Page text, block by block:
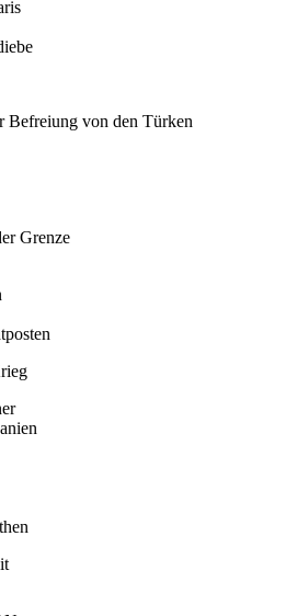
Befreiung von den Türken
Grenze